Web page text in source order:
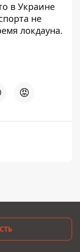
в Украине
не
локдауна.
😡